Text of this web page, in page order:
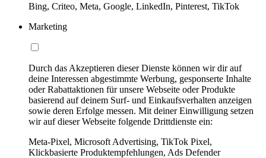
Bing, Criteo, Meta, Google, LinkedIn, Pinterest, TikTok
Marketing
Durch das Akzeptieren dieser Dienste können wir dir auf
deine Interessen abgestimmte Werbung, gesponserte Inhalte
oder Rabattaktionen für unsere Webseite oder Produkte
basierend auf deinem Surf- und Einkaufsverhalten anzeigen
sowie deren Erfolge messen. Mit deiner Einwilligung setzen
wir auf dieser Webseite folgende Drittdienste ein:
Meta-Pixel, Microsoft Advertising, TikTok Pixel,
Klickbasierte Produktempfehlungen, Ads Defender